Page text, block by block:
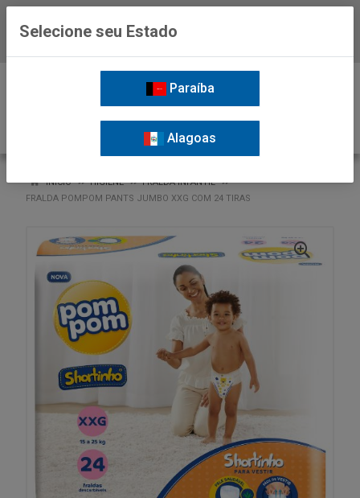
INÍCIO HIGIENE
FRALDA INFANTIL
FRALDA POMPOM PANTS JUMBO XXG COM 24 TIRAS
Selecione seu Estado
Paraíba
Alagoas